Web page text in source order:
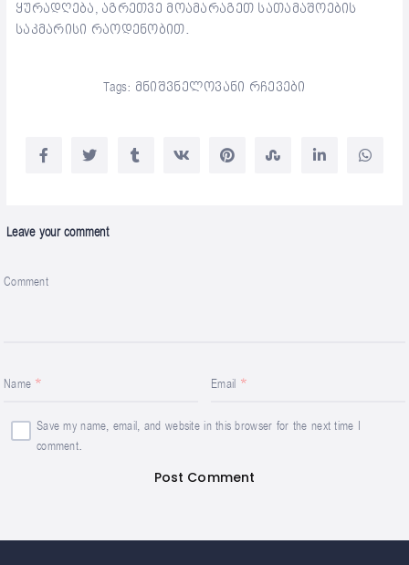
ყურადღება, აგრეთვე მოამარაგეთ სათამაშოების
საკმარისი რაოდენობით.
Tags: მნიშვნელოვანი რჩევები
Leave your comment
Comment
Name Email
Save my name, email, and website in this browser for the next time I
comment.